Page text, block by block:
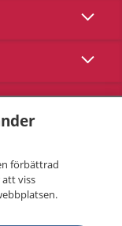
Visa
Visa
Visa
förbättrad
viss